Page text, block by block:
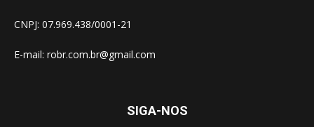
CNPJ: 07.969.438/0001-21
E-mail: robr.com.br@gmail.com
SIGA-NOS